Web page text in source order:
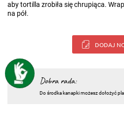
aby tortilla zrobiła się chrupiąca.
na pół.
DODAJ
Dobra rada:
Do środka kanapki możesz dołożyć